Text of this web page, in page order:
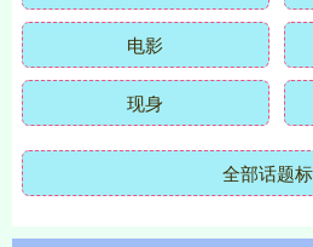
电影
现身
全部话题